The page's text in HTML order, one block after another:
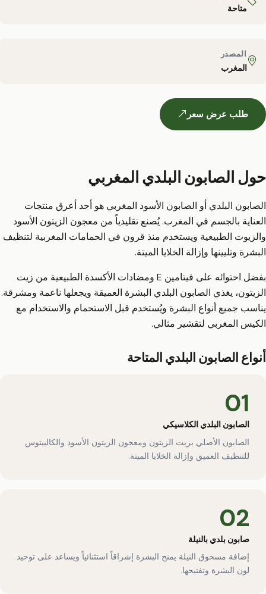
متاحة
المصدر
المغرب
طلب عرض سعر
حول الصابون البلدي المغربي
الصابون البلدي أو الصابون الأسود المغربي هو أحد أعرق منتجات
العناية بالجسم في المغرب. يُصنع تقليدياً من معجون الزيتون الأسود
والزيوت الطبيعية ويستخدم منذ قرون في الحمامات المغربية لتنظيف
البشرة وتليينها وإزالة الخلايا الميتة.
بفضل احتوائه على فيتامين E ومضادات الأكسدة الطبيعية من زيت
الزيتون، يغذي الصابون البلدي البشرة العميقة ويجعلها ناعمة ومشرقة.
يناسب جميع أنواع البشرة ويُستخدم قبل الاستحمام والاستخدام مع
الكيس المغربي لتقشير مثالي.
أنواع الصابون البلدي المتاحة
01
الصابون البلدي الكلاسيكي
الصابون الأصلي بزيت الزيتون ومعجون الزيتون الأسود والكاليبتوس.
للتنظيف العميق وإزالة الخلايا الميتة.
02
صابون بلدي بالنيلة
إضافة مسحوق النيلة يمنح البشرة إشراقاً استثنائياً ويساعد على توحيد
لون البشرة وتفتيحها.